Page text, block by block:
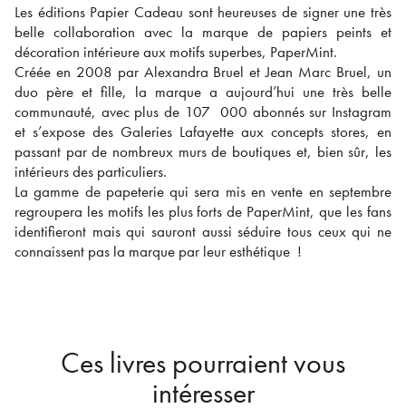
Les éditions Papier Cadeau sont heureuses de signer une très
belle collaboration avec la marque de papiers peints et
décoration intérieure aux motifs superbes, PaperMint.
Créée en 2008 par Alexandra Bruel et Jean Marc Bruel, un
duo père et fille, la marque a aujourd’hui une très belle
communauté, avec plus de 107 000 abonnés sur Instagram
et s’expose des Galeries Lafayette aux concepts stores, en
passant par de nombreux murs de boutiques et, bien sûr, les
intérieurs des particuliers.
La gamme de papeterie qui sera mis en vente en septembre
regroupera les motifs les plus forts de PaperMint, que les fans
identifieront mais qui sauront aussi séduire tous ceux qui ne
connaissent pas la marque par leur esthétique !
Ces livres pourraient vous
intéresser